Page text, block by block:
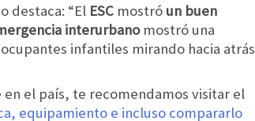
destaca: “El ESC mostró un buen
interurbanomostró una
infantiles mirando hacia atrás
el país, te recomendamos visitar el
equipamiento e incluso compararlo